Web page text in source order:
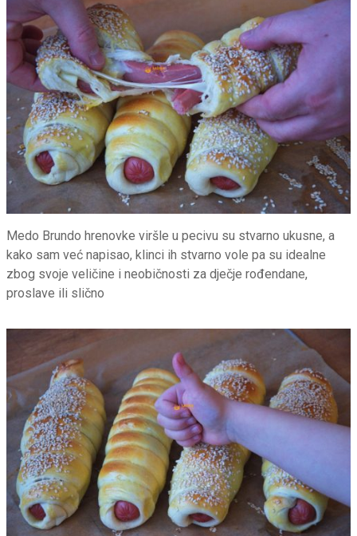
Medo Brundo hrenovke viršle u pecivu su stvarno ukusne, a
kako sam već napisao, klinci ih stvarno vole pa su idealne
zbog svoje veličine i neobičnosti za dječje rođendane,
proslave ili slično